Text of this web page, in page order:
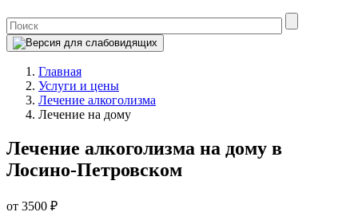
Главная
Услуги и цены
Лечение алкоголизма
Лечение на дому
Лечение алкоголизма на дому в
Лосино-Петровском
от 3500 ₽